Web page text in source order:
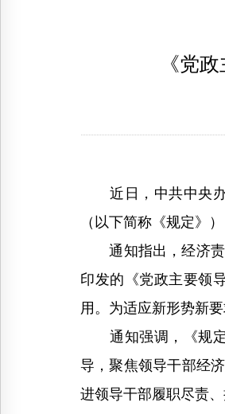
《党
近日，中共中央办
（以下简称《规定》
通知指出，经济责
印发的《党政主要领
用。为适应新形势新
通知强调，《规定
导，聚焦领导干部经
进领导干部履职尽责